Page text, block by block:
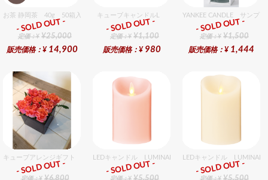
お茶 静岡茶 40g 50箱入セット
ギフト
定価：¥ ¥25,000
販売価格：¥ 14,900
- SOLD OUT -
キューブキャンドルL
ギフト
定価：¥ ¥1,100
販売価格：¥ 980
- SOLD OUT -
YANKEE CANDLE サンプ
ギフト
定価：¥ ¥1,500
販売価格：¥ 1,444
- SOLD OUT -
キューブアレンジギフト オレンジ
ギフト
- SOLD OUT -
LEDキャンドル LUMINARA（ルミナラ） ピンク ピラ
ギフト
- SOLD OUT -
LEDキャンドル
ギフト
- SOLD OUT -